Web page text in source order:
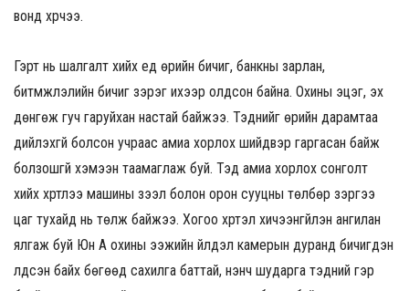
вонд хүрчээ.
Гэрт нь шалгалт хийх үед өрийн бичиг, банкны зарлан,
битүүмжлэлийн бичиг зэрэг ихээр олдсон байна. Охины эцэг, эх
дөнгөж гуч гаруйхан настай байжээ. Тэднийг өрийн дарамтаа
дийлэхгүй болсон учраас амиа хорлох шийдвэр гаргасан байж
болзошгүй хэмээн таамаглаж буй. Тэд амиа хорлох сонголт
хийх хүртлээ машины зээл болон орон сууцны төлбөр зэргээ
цаг тухайд нь төлж байжээ. Хогоо хүртэл хичээнгүйлэн ангилан
ялгаж буй Юн А охины ээжийн үйлдэл камерын дуранд бичигдэн
үлдсэн байх бөгөөд сахилга баттай, үнэнч шударга тэдний гэр